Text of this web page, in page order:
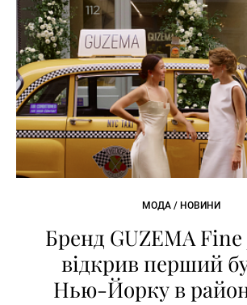
МОДА / НОВИНИ
Бренд GUZEMA
відкрив перший
Нью-Йорку в